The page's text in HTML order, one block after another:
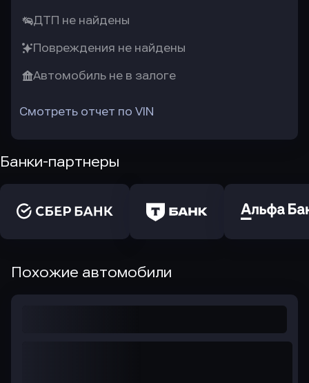
ДТП не найдены
Повреждения не найдены
Автомобиль не в залоге
Смотреть отчет по VIN
Банки-партнеры
Похожие автомобили